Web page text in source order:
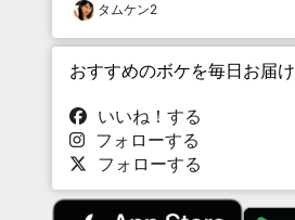
タムケン2
おすすめのボケを毎日お届け
いいね！する
フォローする
フォローする